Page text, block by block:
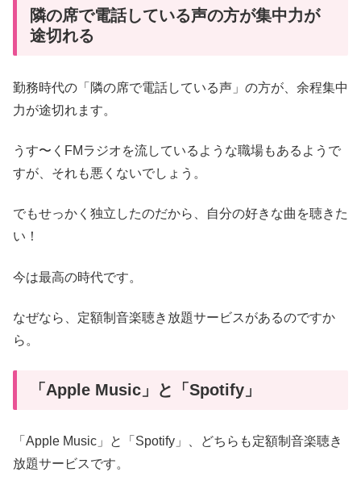
隣の席で電話している声の方が集中力が
途切れる
勤務時代の「隣の席で電話している声」の方が、余程集中
力が途切れます。
うす〜くFMラジオを流しているような職場もあるようで
すが、それも悪くないでしょう。
でもせっかく独立したのだから、自分の好きな曲を聴きた
い！
今は最高の時代です。
なぜなら、定額制音楽聴き放題サービスがあるのですか
ら。
「Apple Music」と「Spotify」
「Apple Music」と「Spotify」、どちらも定額制音楽聴き
放題サービスです。